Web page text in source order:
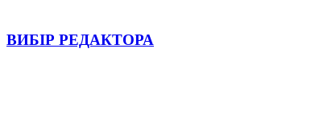
ВИБІР РЕДАКТОРА